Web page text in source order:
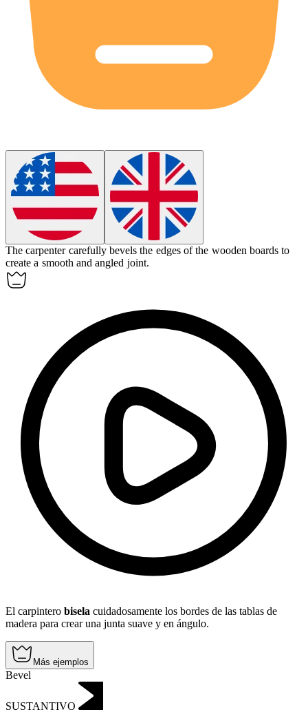
The carpenter carefully bevels the edges of the wooden boards to
create a smooth and angled joint.
El carpintero bisela cuidadosamente los bordes de las tablas de
madera para crear una junta suave y en ángulo.
Más ejemplos
Bevel
SUSTANTIVO